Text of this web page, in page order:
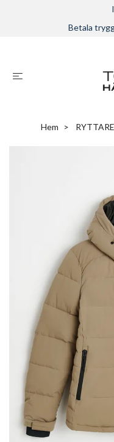
Betala
Hem RYTTARE